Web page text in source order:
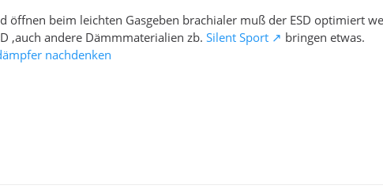
öffnen beim leichten Gasgeben brachialer muß der ESD optimiert
,auch andere Dämmmaterialien zb. Silent Sport
bringen etwas.
nachdenken